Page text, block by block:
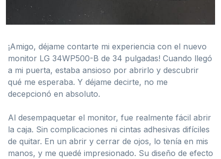
¡Amigo, déjame contarte mi experiencia con el nuevo
monitor LG 34WP500-B de 34 pulgadas! Cuando llegó
a mi puerta, estaba ansioso por abrirlo y descubrir
qué me esperaba. Y déjame decirte, no me
decepcionó en absoluto.
Al desempaquetar el monitor, fue realmente fácil abrir
la caja. Sin complicaciones ni cintas adhesivas difíciles
de quitar. En un abrir y cerrar de ojos, lo tenía en mis
manos, y me quedé impresionado. Su diseño de efecto